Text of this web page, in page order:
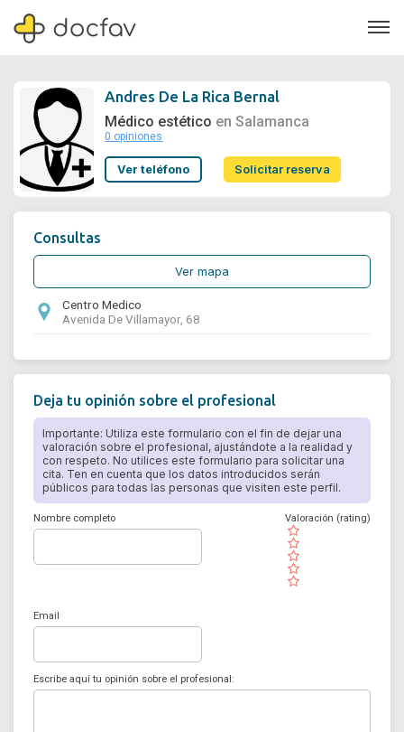
Soporte
Andres De La Rica Bernal
Médico estético en Salamanca
0 opiniones
Ver teléfono Solicitar reserva
Consultas
Ver mapa
Centro Medico
Avenida De Villamayor, 68
Deja tu opinión sobre el profesional
Importante: Utiliza este formulario con el fin de dejar una
valoración sobre el profesional, ajustándote a la realidad y
con respeto. No utilices este formulario para solicitar una
cita. Ten en cuenta que los datos introducidos serán
públicos para todas las personas que visiten este perfil.
Nombre completo
( )
( )
( )
( )
( )
Valoración (rating)
Email
Escribe aquí tu opinión sobre el profesional: